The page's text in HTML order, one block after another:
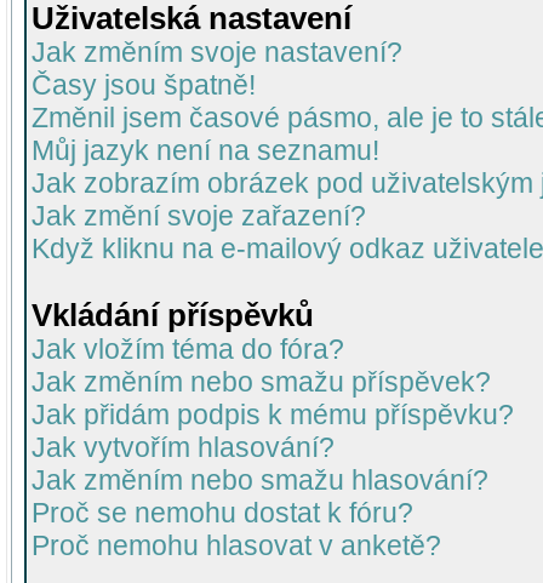
Uživatelská nastavení
Jak změním svoje nastavení?
Časy jsou špatně!
Změnil jsem časové pásmo, ale je to
Můj jazyk není na seznamu!
Jak zobrazím obrázek pod uživatelským
Jak změní svoje zařazení?
Když kliknu na e-mailový odkaz
Vkládání příspěvků
Jak vložím téma do fóra?
Jak změním nebo smažu příspěvek?
Jak přidám podpis k mému příspěvku?
Jak vytvořím hlasování?
Jak změním nebo smažu hlasování?
Proč se nemohu dostat k fóru?
Proč nemohu hlasovat v anketě?